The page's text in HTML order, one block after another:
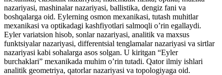
nazariyasi, mashinalar nazariyasi, ballistika, dengiz fani va
boshqalarga oid. Eylerning osmon mexanikasi, tutash muhitlar
mexanikasi va optikadagi kashfiyotlari salmoqli o’rin egallaydi.
Eyler variatsion hisob, sonlar nazariyasi, analitik va maxsus
funktsiyalar nazariyasi, differentsial tenglamalar nazariyasi va sirtlar
nazariyasi kabi sohalarga asos solgan. U kiritgan “Eyler
burchaklari” mexanikada muhim o’rin tutadi. Qator ilmiy ishlari
analitik geometriya, qatorlar nazariyasi va topologiyaga oid.